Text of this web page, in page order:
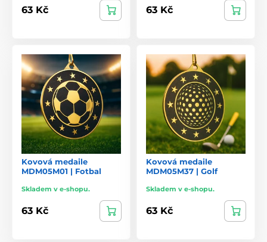
63 Kč 63 Kč
Kovová medaile
MDM05M01 | Fotbal
Skladem v e-shopu.
63 Kč
Kovová medaile
MDM05M37 | Golf
Skladem v e-shopu.
63 Kč